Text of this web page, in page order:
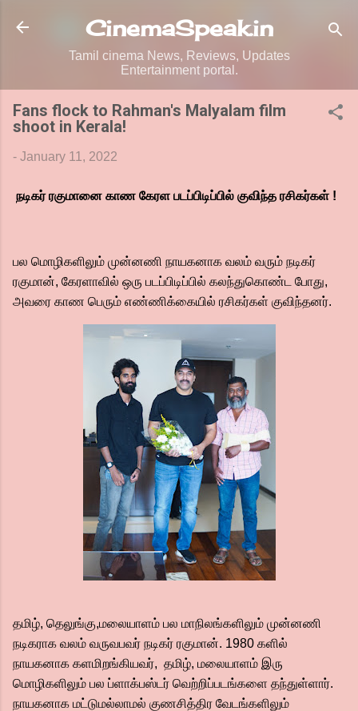
Skip to main content
CinemaSpeak.in
Tamil cinema News, Reviews, Updates
Entertainment portal.
Fans flock to Rahman's Malyalam film
shoot in Kerala!
- January 11, 2022
நடிகர் ரகுமானை காண கேரள படப்பிடிப்பில் குவிந்த ரசிகர்கள் !
பல மொழிகளிலும் முன்னணி நாயகனாக வலம் வரும் நடிகர்
ரகுமான், கேரளாவில் ஒரு படப்பிடிப்பில் கலந்துகொண்ட போது,
அவரை காண பெரும் எண்ணிக்கையில் ரசிகர்கள் குவிந்தனர்.
தமிழ், தெலுங்கு,மலையாளம் பல மாநிலங்களிலும் முன்னணி
நடிகராக வலம் வருவபவர் நடிகர் ரகுமான். 1980 களில்
நாயகனாக களமிறங்கியவர், தமிழ், மலையாளம் இரு
மொழிகளிலும் பல ப்ளாக்பஸ்டர் வெற்றிப்படங்களை தந்துள்ளார்.
நாயகனாக மட்டுமல்லாமல் குணசித்திர வேடங்களிலும்